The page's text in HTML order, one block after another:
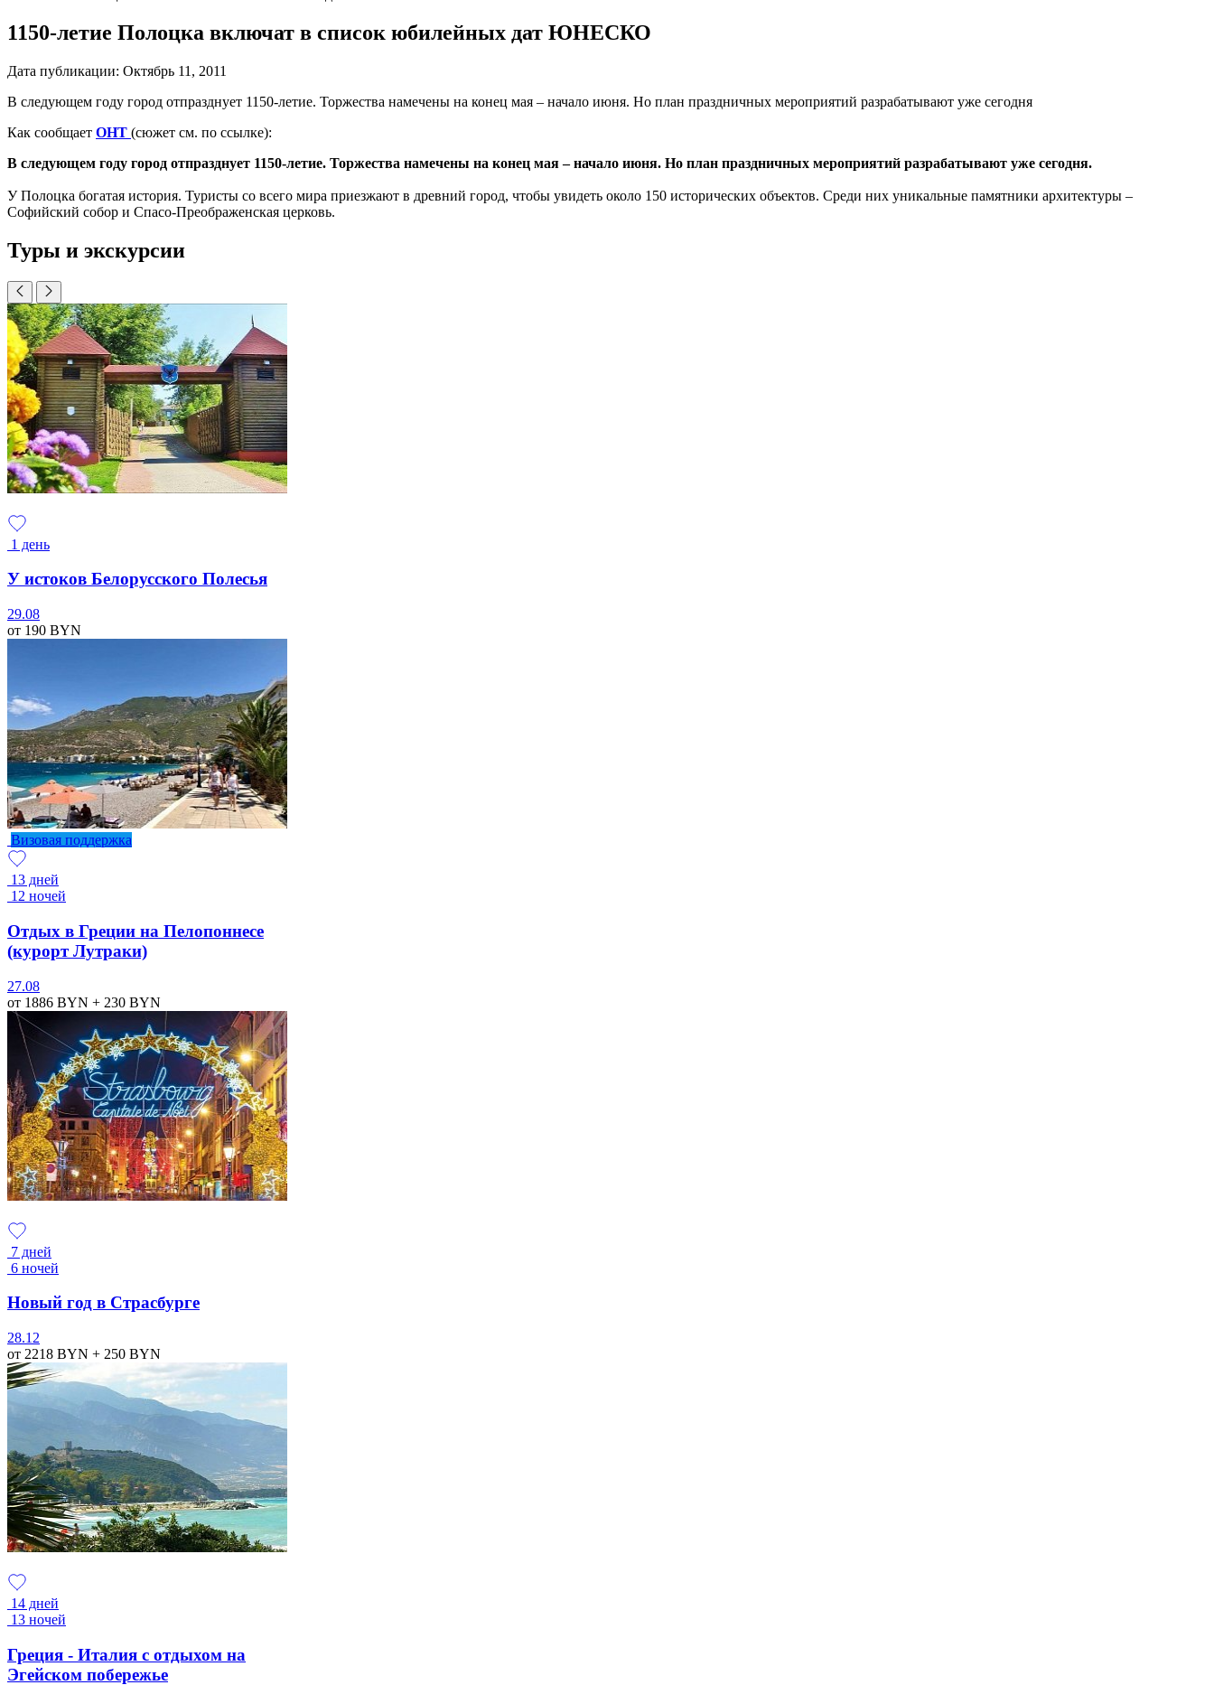
1150-летие Полоцка включат в список юбилейных дат ЮНЕСКО
Дата публикации: Октябрь 11, 2011
В следующем году город отпразднует 1150-летие. Торжества намечены на конец мая – начало июня. Но план праздничных мероприятий разрабатывают уже сегодня
Как сообщает ОНТ (сюжет см. по ссылке):
В следующем году город отпразднует 1150-летие. Торжества намечены на конец мая – начало июня. Но план праздничных мероприятий разрабатывают уже сегодня.
У Полоцка богатая история. Туристы со всего мира приезжают в древний город, чтобы увидеть около 150 исторических объектов. Среди них уникальные памятники архитектуры –
Софийский собор и Спасо-Преображенская церковь.
Туры и экскурсии
1 день
У истоков Белорусского Полесья
29.08
от 190 BYN
Визовая поддержка
13 дней
12 ночей
Отдых в Греции на Пелопоннесе
(курорт Лутраки)
27.08
от 1886 BYN + 230 BYN
7 дней
6 ночей
Новый год в Страсбурге
28.12
от 2218 BYN + 250 BYN
14 дней
13 ночей
Греция - Италия с отдыхом на
Эгейском побережье